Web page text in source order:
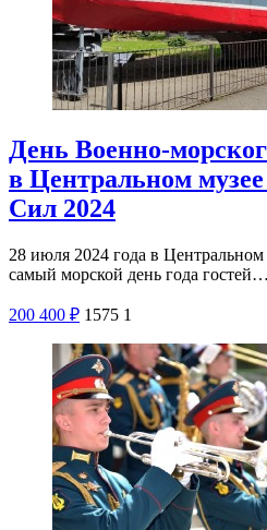
День Военно-
в Центральном
Сил 2024
28 июля 2024 года в
самый морской день года гостей…
200 400 ₽ 1575 1